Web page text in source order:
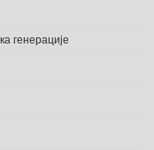
генерације